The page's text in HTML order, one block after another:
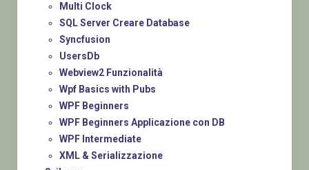
Multi Clock
SQL Server Creare Database
Syncfusion
UsersDb
Webview2 Funzionalità
Wpf Basics with Pubs
WPF Beginners
WPF Beginners Applicazione con DB
WPF Intermediate
XML & Serializzazione